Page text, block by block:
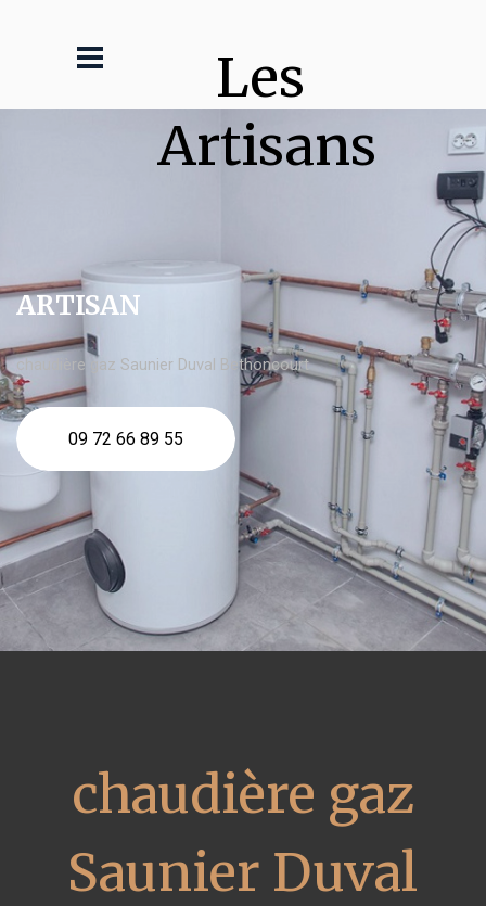
Les
Artisans
ARTISAN
chaudière gaz Saunier Duval Bethoncourt
09 72 66 89 55
chaudière gaz
Saunier Duval